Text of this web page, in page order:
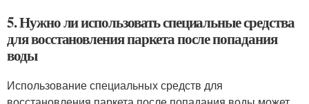
5. Нужно ли использовать специальные средства
для восстановления паркета после попадания
воды
Использование специальных средств для